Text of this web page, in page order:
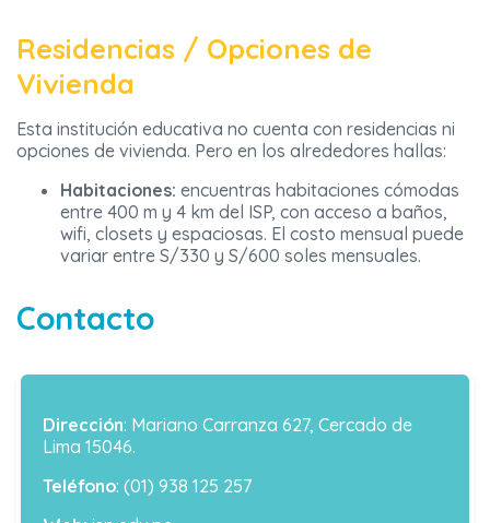
Residencias / Opciones de
Vivienda
Esta institución educativa no cuenta con residencias ni
opciones de vivienda. Pero en los alrededores hallas:
Habitaciones: encuentras habitaciones cómodas
entre 400 m y 4 km del ISP, con acceso a baños,
wifi, closets y espaciosas. El costo mensual puede
variar entre S/330 y S/600 soles mensuales.
Contacto
Dirección: Mariano Carranza 627, Cercado de
Lima 15046.
Teléfono: (01) 938 125 257